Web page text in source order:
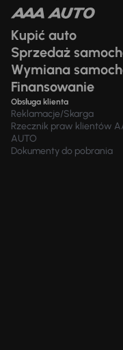
Kupić auto
Sprzedaż
Wymiana
Finansowanie
Obsługa klienta
Reklamacje/Skarga
Rzecznik praw klientów
AUTO
Dokumenty do pobrania